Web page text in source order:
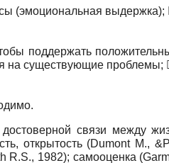
(эмоциональная выдержка);
поддержать
на существующие проблемы;
связи между
открытость (Dumont
1982); самооценка